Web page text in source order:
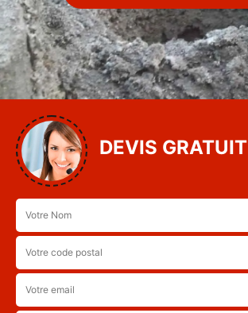
DEVIS GRATUIT